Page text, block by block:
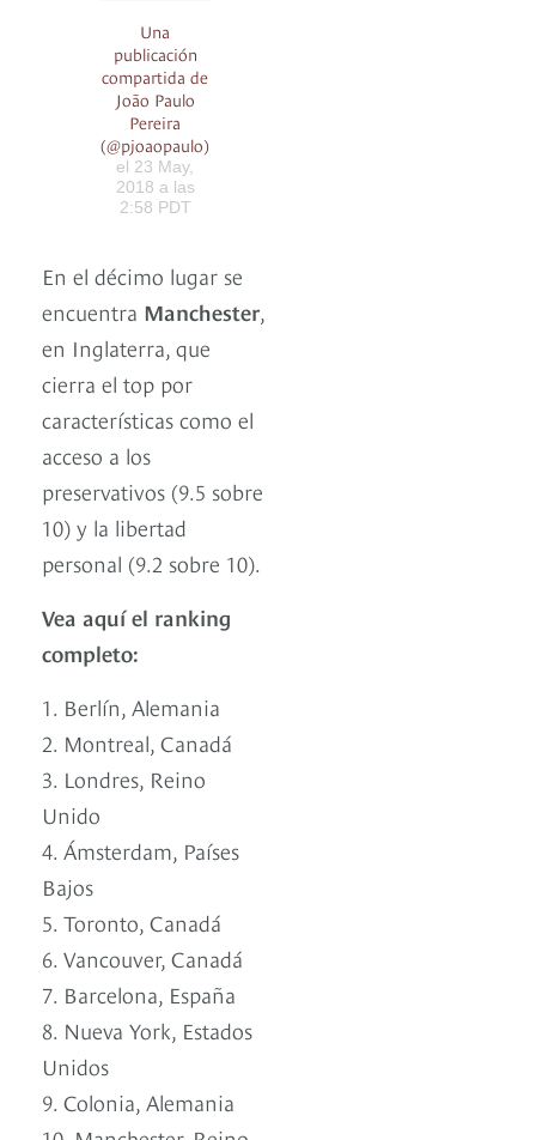
Una
publicación
compartida de
João Paulo
Pereira
(@pjoaopaulo)
el 23 May,
2018 a las
2:58 PDT
En el décimo lugar se
encuentra Manchester
en Inglaterra, que
cierra el top por
características como el
acceso a los
preservativos (9.5 sobre
10) y la libertad
personal (9.2 sobre 10).
Vea aquí el ranking
completo:
1. Berlín, Alemania
2. Montreal, Canadá
3. Londres, Reino
Unido
4. Ámsterdam, Países
Bajos
5. Toronto, Canadá
6. Vancouver, Canadá
7. Barcelona, España
8. Nueva York, Estados
Unidos
9. Colonia, Alemania